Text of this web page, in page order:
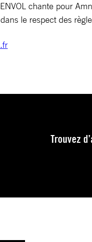
chante pour
le respect des
Trouvez